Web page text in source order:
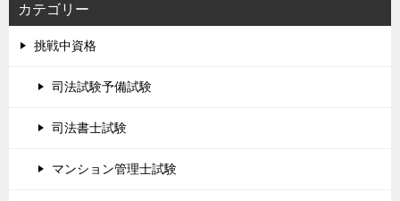
カテゴリー
挑戦中資格
司法試験予備試験
司法書士試験
マンション管理士試験